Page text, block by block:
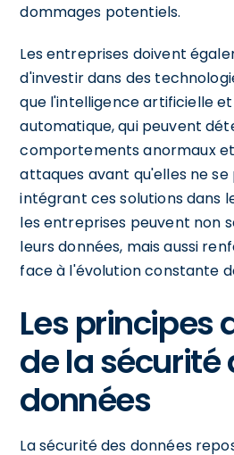
dommages potentiels.
Les entreprises doivent
d'investir dans des
que l'intelligence artificielle
automatique, qui peuvent
comportements anormaux
attaques avant qu'elles ne se
intégrant ces solutions dans
les entreprises peuvent non
leurs données, mais aussi
face à l'évolution constante
Les principes
de la sécurité
données
La sécurité des données